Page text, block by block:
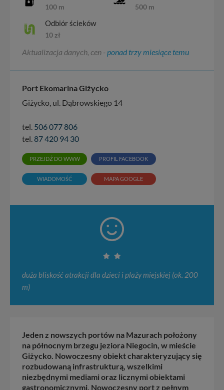
100 m 500 m
Odbiór ścieków
10 zł
Aktualizacja danych, cen -ponad trzy miesiące temu
Port Ekomarina Giżycko
Giżycko, ul. Dąbrowskiego 14
tel. 506 077 806
tel.87 420 94 30
PRZEJDŹ DO WWW PROFIL FACEBOOK
WIADOMOŚĆ MAPA GOOGLE
duża bliskość atrakcji dla dzieci i plaży miejskiej (ok. 200
m)
Jeden z nowszych portów na Mazurach położony
na północnym brzegu jeziora Niegocin, w mieście
Giżycko. Nowoczesny obiekt charakteryzujący się
rozbudowaną infrastrukturą, wszelkimi
niezbędnymi mediami oraz licznymi obiektami
gastronomicznymi. Nowoczesny port z pełnym